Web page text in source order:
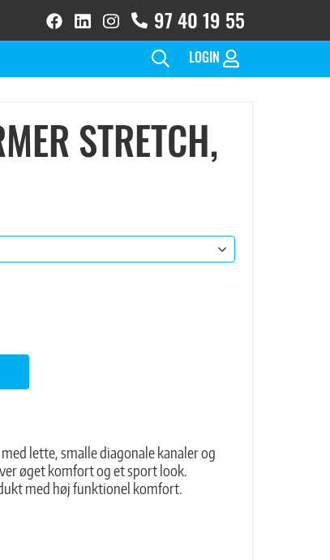
facebook
brands
linkedin
brands
instagram
brands
solid(1)
97 40 19 55
LOGIN
STRETCH,
lette, smalle diagonale kanaler og
øget komfort og et sport look.
med høj funktionel komfort.